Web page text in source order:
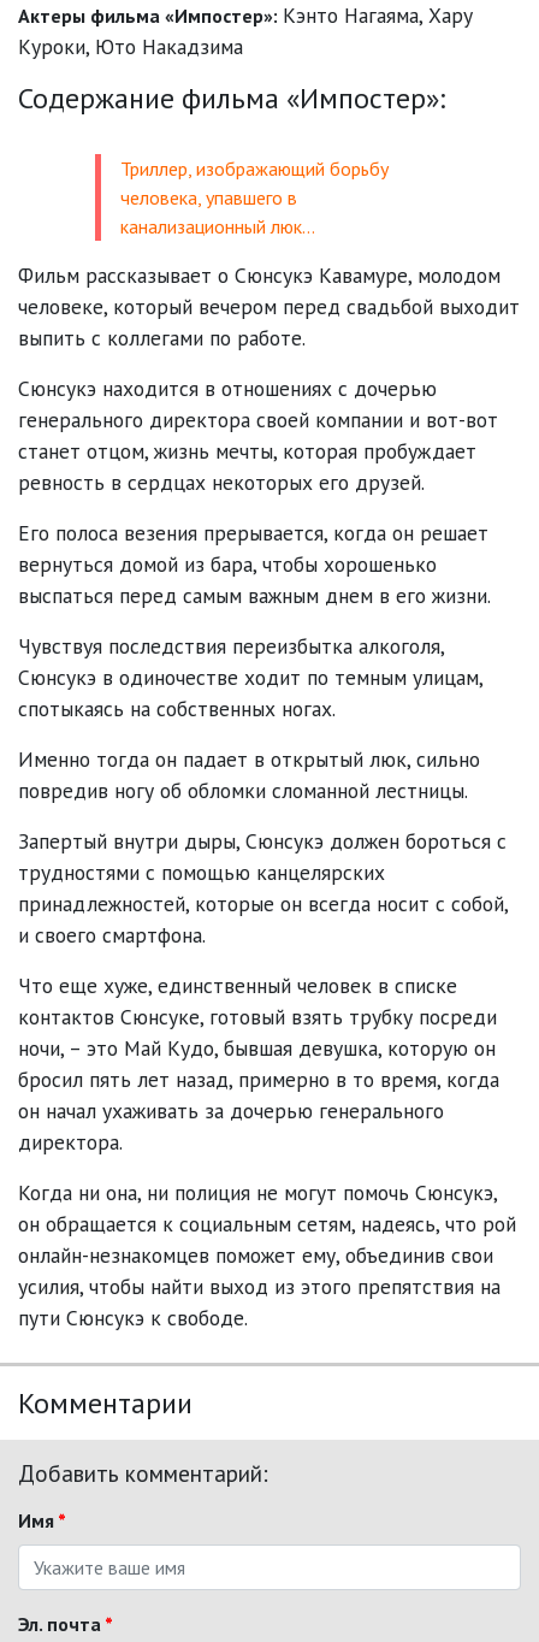
Актеры фильма «Импостер»: Кэнто Нагаяма, Хару
Куроки, Юто Накадзима
Содержание фильма «Импостер»:
Триллер, изображающий борьбу
человека, упавшего в
канализационный люк…
Фильм рассказывает о Сюнсукэ Кавамуре, молодом
человеке, который вечером перед свадьбой выходит
выпить с коллегами по работе.
Сюнсукэ находится в отношениях с дочерью
генерального директора своей компании и вот-вот
станет отцом, жизнь мечты, которая пробуждает
ревность в сердцах некоторых его друзей.
Его полоса везения прерывается, когда он решает
вернуться домой из бара, чтобы хорошенько
выспаться перед самым важным днем в его жизни.
Чувствуя последствия переизбытка алкоголя,
Сюнсукэ в одиночестве ходит по темным улицам,
спотыкаясь на собственных ногах.
Именно тогда он падает в открытый люк, сильно
повредив ногу об обломки сломанной лестницы.
Запертый внутри дыры, Сюнсукэ должен бороться с
трудностями с помощью канцелярских
принадлежностей, которые он всегда носит с собой,
и своего смартфона.
Что еще хуже, единственный человек в списке
контактов Сюнсуке, готовый взять трубку посреди
ночи, – это Май Кудо, бывшая девушка, которую он
бросил пять лет назад, примерно в то время, когда
он начал ухаживать за дочерью генерального
директора.
Когда ни она, ни полиция не могут помочь Сюнсукэ,
он обращается к социальным сетям, надеясь, что рой
онлайн-незнакомцев поможет ему, объединив свои
усилия, чтобы найти выход из этого препятствия на
пути Сюнсукэ к свободе.
Комментарии
Добавить комментарий:
Имя *
Эл. почта *